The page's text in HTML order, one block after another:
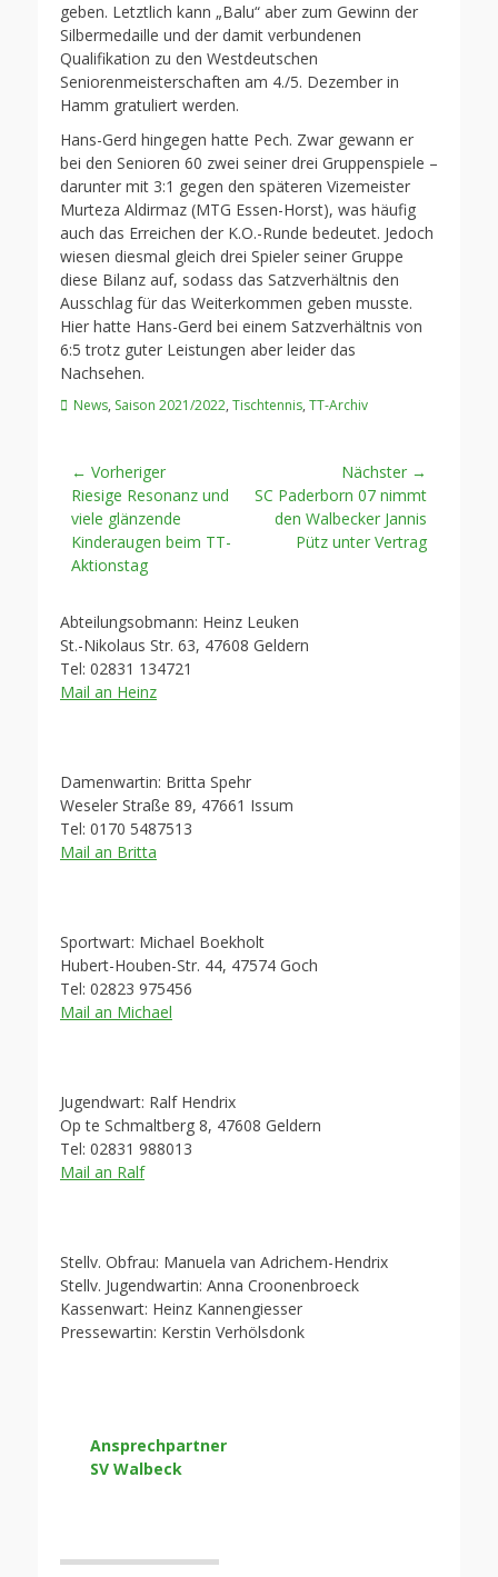
geben. Letztlich kann „Balu“ aber zum Gewinn der
Silbermedaille und der damit verbundenen
Qualifikation zu den Westdeutschen
Seniorenmeisterschaften am 4./5. Dezember in
Hamm gratuliert werden.
Hans-Gerd hingegen hatte Pech. Zwar gewann er
bei den Senioren 60 zwei seiner drei Gruppenspiele –
darunter mit 3:1 gegen den späteren Vizemeister
Murteza Aldirmaz (MTG Essen-Horst), was häufig
auch das Erreichen der K.O.-Runde bedeutet. Jedoch
wiesen diesmal gleich drei Spieler seiner Gruppe
diese Bilanz auf, sodass das Satzverhältnis den
Ausschlag für das Weiterkommen geben musste.
Hier hatte Hans-Gerd bei einem Satzverhältnis von
6:5 trotz guter Leistungen aber leider das
Nachsehen.
Kategorien
News, Saison 2021/2022, Tischtennis, TT-Archiv
Beitragsnavigation
← Vorheriger
Vorheriger
Beitrag:
Riesige Resonanz und
viele glänzende
Kinderaugen beim TT-
Aktionstag
Nächster →
Nächster
Beitrag:
SC Paderborn 07 nimmt
den Walbecker Jannis
Pütz unter Vertrag
Abteilungsobmann: Heinz Leuken
St.-Nikolaus Str. 63, 47608 Geldern
Tel: 02831 134721
Mail an Heinz
Damenwartin: Britta Spehr
Weseler Straße 89, 47661 Issum
Tel: 0170 5487513
Mail an Britta
Sportwart: Michael Boekholt
Hubert-Houben-Str. 44, 47574 Goch
Tel: 02823 975456
Mail an Michael
Jugendwart: Ralf Hendrix
Op te Schmaltberg 8, 47608 Geldern
Tel: 02831 988013
Mail an Ralf
Stellv. Obfrau: Manuela van Adrichem-Hendrix
Stellv. Jugendwartin: Anna Croonenbroeck
Kassenwart: Heinz Kannengiesser
Pressewartin: Kerstin Verhölsdonk
Ansprechpartner
SV Walbeck